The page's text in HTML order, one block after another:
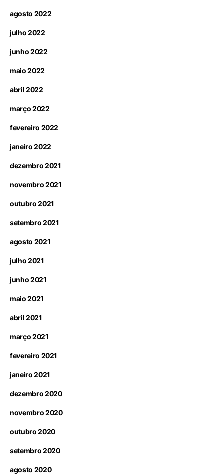
agosto 2022
julho 2022
junho 2022
maio 2022
abril 2022
março 2022
fevereiro 2022
janeiro 2022
dezembro 2021
novembro 2021
outubro 2021
setembro 2021
agosto 2021
julho 2021
junho 2021
maio 2021
abril 2021
março 2021
fevereiro 2021
janeiro 2021
dezembro 2020
novembro 2020
outubro 2020
setembro 2020
agosto 2020